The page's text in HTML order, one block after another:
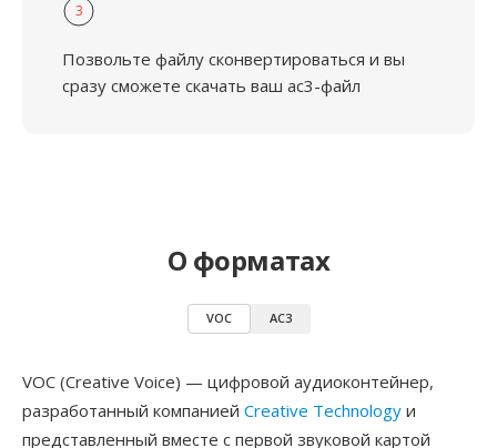
3
Позвольте файлу сконвертироваться и вы
сразу сможете скачать ваш ac3-файл
О форматах
VOC AC3
VOC (Creative Voice) — цифровой аудиоконтейнер,
разработанный компанией Creative Technology и
представленный вместе с первой звуковой картой